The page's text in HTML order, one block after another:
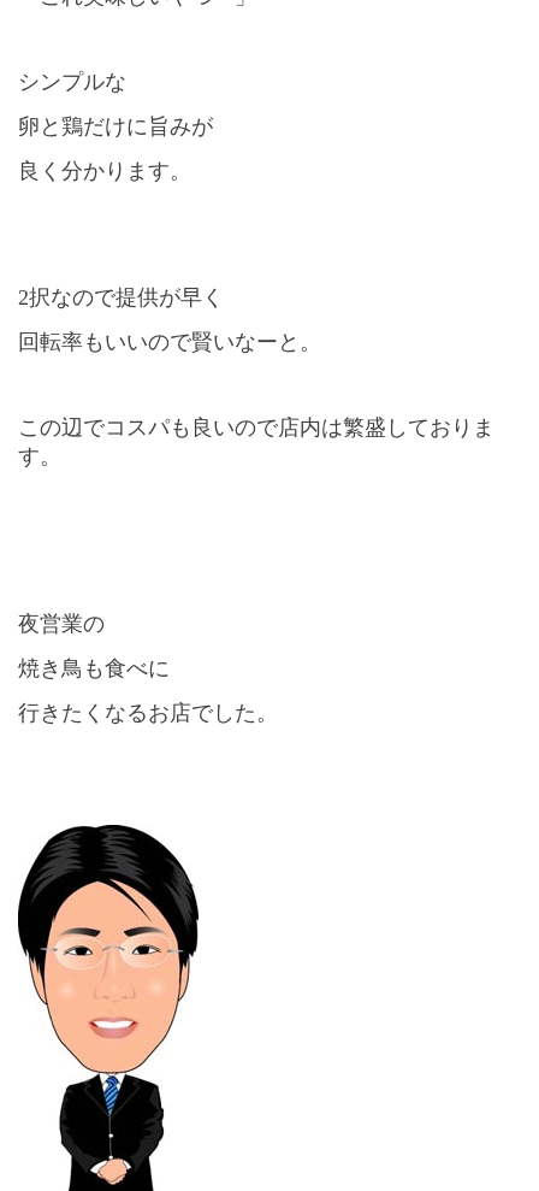
シンプルな
卵と鶏だけに旨みが
良く分かります。
2択なので提供が早く
回転率もいいので賢いなーと。
この辺でコスパも良いので店内は繁盛しておりま
す。
夜営業の
焼き鳥も食べに
行きたくなるお店でした。